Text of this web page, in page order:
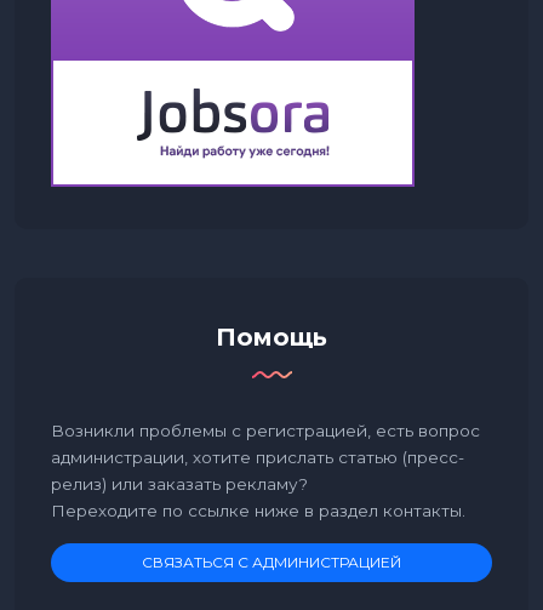
Помощь
Возникли проблемы с регистрацией, есть вопрос
администрации, хотите прислать статью (пресс-
релиз) или заказать рекламу?
Переходите по ссылке ниже в раздел контакты.
СВЯЗАТЬСЯ С АДМИНИСТРАЦИЕЙ